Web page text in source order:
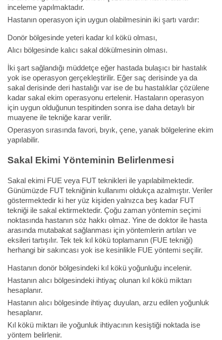
inceleme yapılmaktadır.
Hastanın operasyon için uygun olabilmesinin iki şartı vardır:
Donör bölgesinde yeteri kadar kıl kökü olması,
Alıcı bölgesinde kalıcı sakal dökülmesinin olması.
İki şart sağlandığı müddetçe eğer hastada bulaşıcı bir hastalık
yok ise operasyon gerçekleştirilir. Eğer saç derisinde ya da
sakal derisinde deri hastalığı var ise de bu hastalıklar çözülene
kadar sakal ekim operasyonu ertelenir. Hastaların operasyon
için uygun olduğunun tespitinden sonra ise daha detaylı bir
muayene ile tekniğe karar verilir.
Operasyon sırasında favori, bıyık, çene, yanak bölgelerine ekim
yapılabilir.
Sakal Ekimi Yönteminin Belirlenmesi
Sakal ekimi FUE veya FUT teknikleri ile yapılabilmektedir.
Günümüzde FUT tekniğinin kullanımı oldukça azalmıştır. Veriler
göstermektedir ki her yüz kişiden yalnızca beş kadar FUT
tekniği ile sakal ektirmektedir. Çoğu zaman yöntemin seçimi
noktasında hastanın söz hakkı olmaz. Yine de doktor ile hasta
arasında mutabakat sağlanması için yöntemlerin artıları ve
eksileri tartışılır. Tek tek kıl kökü toplamanın (FUE tekniği)
herhangi bir sakıncası yok ise kesinlikle FUE yöntemi seçilir.
Hastanın donör bölgesindeki kıl kökü yoğunluğu incelenir.
Hastanın alıcı bölgesindeki ihtiyaç olunan kıl kökü miktarı
hesaplanır.
Hastanın alıcı bölgesinde ihtiyaç duyulan, arzu edilen yoğunluk
hesaplanır.
Kıl kökü miktarı ile yoğunluk ihtiyacının kesiştiği noktada ise
yöntem belirlenir.